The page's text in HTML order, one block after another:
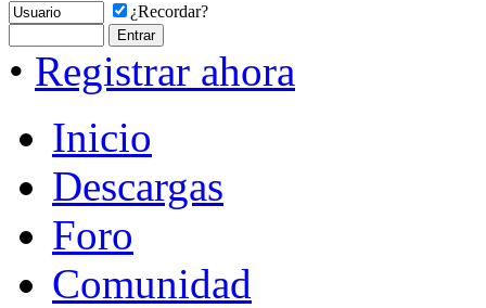
¿Recordar?
• Registrar ahora
Inicio
Descargas
Foro
Comunidad